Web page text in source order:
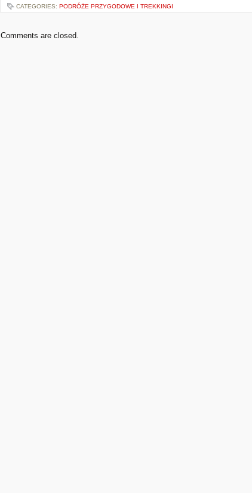
CATEGORIES: PODRÓŻE PRZYGODOWE I TREKKINGI
Comments are closed.